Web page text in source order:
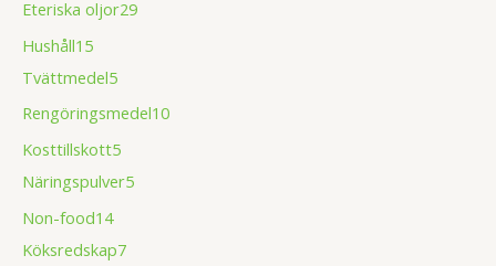
Eteriska oljor29
Hushåll15
Tvättmedel5
Rengöringsmedel10
Kosttillskott5
Näringspulver5
Non-food14
Köksredskap7